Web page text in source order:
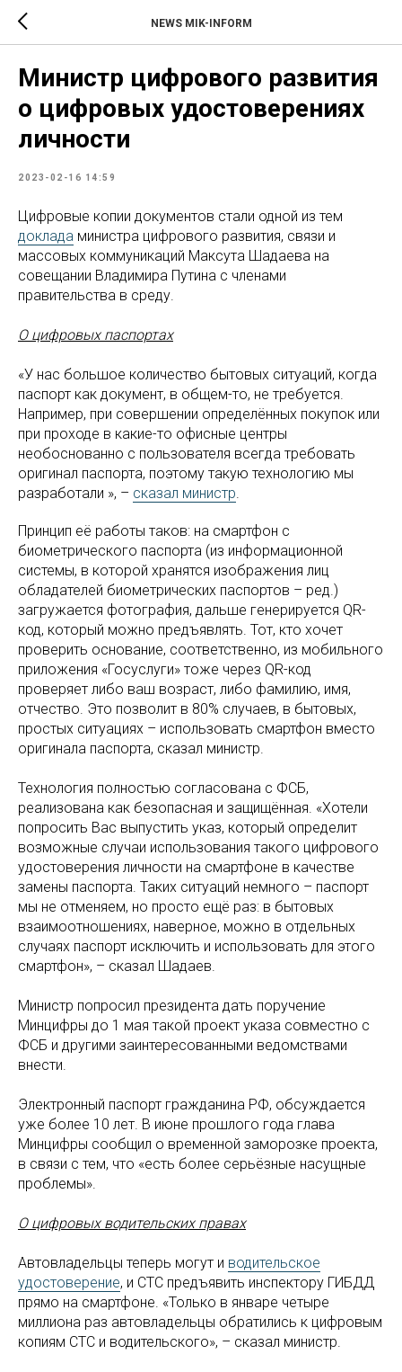
NEWS MIK-INFORM
Министр цифрового развития
о цифровых удостоверениях
личности
2023-02-16 14:59
Цифровые копии документов стали одной из тем
доклада министра цифрового развития, связи и
массовых коммуникаций Максута Шадаева на
совещании Владимира Путина с членами
правительства в среду.
О цифровых паспортах
«У нас большое количество бытовых ситуаций, когда
паспорт как документ, в общем-то, не требуется.
Например, при совершении определённых покупок или
при проходе в какие-то офисные центры
необоснованно с пользователя всегда требовать
оригинал паспорта, поэтому такую технологию мы
разработали », – сказал министр.
Принцип её работы таков: на смартфон с
биометрического паспорта (из информационной
системы, в которой хранятся изображения лиц
обладателей биометрических паспортов – ред.)
загружается фотография, дальше генерируется QR-
код, который можно предъявлять. Тот, кто хочет
проверить основание, соответственно, из мобильного
приложения «Госуслуги» тоже через QR-код
проверяет либо ваш возраст, либо фамилию, имя,
отчество. Это позволит в 80% случаев, в бытовых,
простых ситуациях – использовать смартфон вместо
оригинала паспорта, сказал министр.
Технология полностью согласована с ФСБ,
реализована как безопасная и защищённая. «Хотели
попросить Вас выпустить указ, который определит
возможные случаи использования такого цифрового
удостоверения личности на смартфоне в качестве
замены паспорта. Таких ситуаций немного – паспорт
мы не отменяем, но просто ещё раз: в бытовых
взаимоотношениях, наверное, можно в отдельных
случаях паспорт исключить и использовать для этого
смартфон», – сказал Шадаев.
Министр попросил президента дать поручение
Минцифры до 1 мая такой проект указа совместно с
ФСБ и другими заинтересованными ведомствами
внести.
Электронный паспорт гражданина РФ, обсуждается
уже более 10 лет. В июне прошлого года глава
Минцифры сообщил о временной заморозке проекта,
в связи с тем, что «есть более серьёзные насущные
проблемы».
О цифровых водительских правах
Автовладельцы теперь могут и водительское
удостоверение, и СТС предъявить инспектору ГИБДД
прямо на смартфоне. «Только в январе четыре
миллиона раз автовладельцы обратились к цифровым
копиям СТС и водительского», – сказал министр.